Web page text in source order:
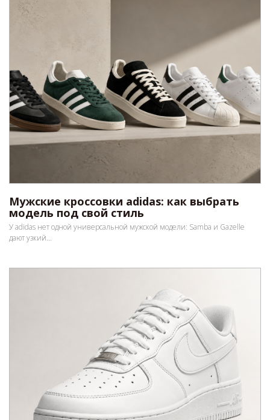
Мужские кроссовки adidas: как выбрать
модель под свой стиль
У adidas нет одной универсальной мужской модели: Samba и Gazelle
дают узкий...